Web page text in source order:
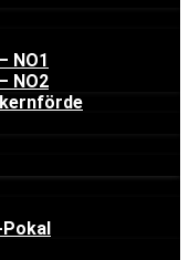
NO1
NO2